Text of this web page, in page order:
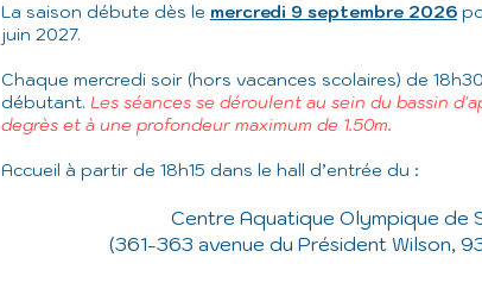
La saison débute dès le mercredi 9 septembre 2026
juin 2027.
Chaque mercredi soir (hors vacances scolaires) de
débutant. Les séances se déroulent au sein du bassin
degrès et à une profondeur maximum de 1.50m.
Accueil à partir de 18h15 dans le hall d’entrée du :
Centre Aquatique Olympique de
(361-363 avenue du Président Wilson,